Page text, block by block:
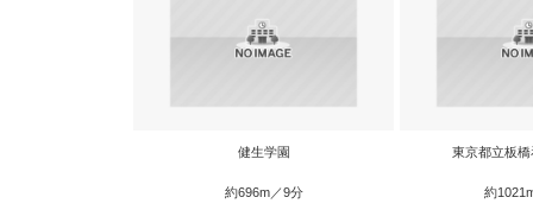
健生学園
約696m／9分
東京都立板
約